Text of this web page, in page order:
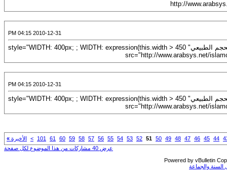
2010-12-31 04:15 PM
[URL="http://www.arabsys.net/islamcard/038.gif"]<IMG title="اضغط على الصورة لرؤيتها بالحجم الطبيعي" style="WIDTH: 400px; ; WIDTH: expression(this.width > 450
2010-12-31 04:15 PM
[URL="http://www.arabsys.net/islamcard/039.gif"]<IMG title="اضغط على الصورة لرؤيتها بالحجم الطبيعي" style="WIDTH: 400px; ; WIDTH: expression(this.width > 450
44
45
46
47
48
49
50
51
52
53
54
55
56
57
58
59
60
61
101
> الأخيرة »
عرض 40 مشاركات من هذا الموضوع لكل صفحة
Powered by vBulletin
والجماعة